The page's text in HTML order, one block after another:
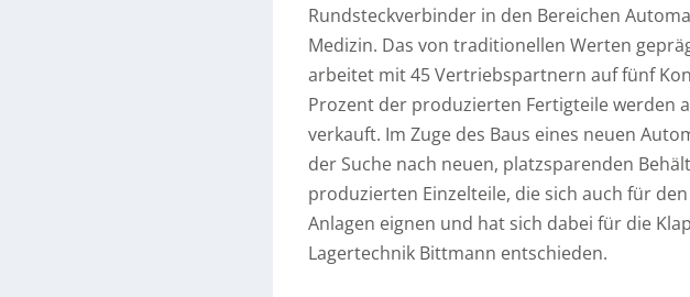
Rundsteckverbinder in den Bereichen
Medizin. Das von traditionellen Werten
arbeitet mit 45 Vertriebspartnern auf fünf
Prozent der produzierten Fertigteile werden
verkauft. Im Zuge des Baus eines neuen
der Suche nach neuen, platzsparenden
produzierten Einzelteile, die sich auch für
Anlagen eignen und hat sich dabei für die
Lagertechnik Bittmann entschieden.